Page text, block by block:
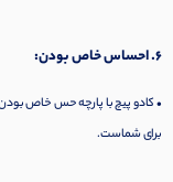
6. احساس خاص بودن:
• کادو پیچ با پارچه حس خاص
برای شماست.